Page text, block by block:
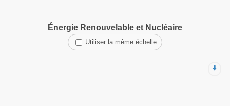
Énergie Renouvelable et Nucléaire
Utiliser la même échelle
⬇️